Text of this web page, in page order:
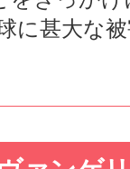
に甚大な